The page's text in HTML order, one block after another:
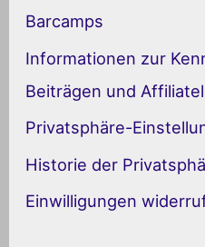
Barcamps
Informationen zur
Beiträgen und
Privatsphäre-
Historie der
Einwilligungen
e
e
n